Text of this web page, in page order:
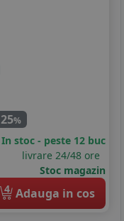
25%
In stoc - peste 12 buc
livrare 24/48 ore
Stoc magazin
4 Adauga in cos